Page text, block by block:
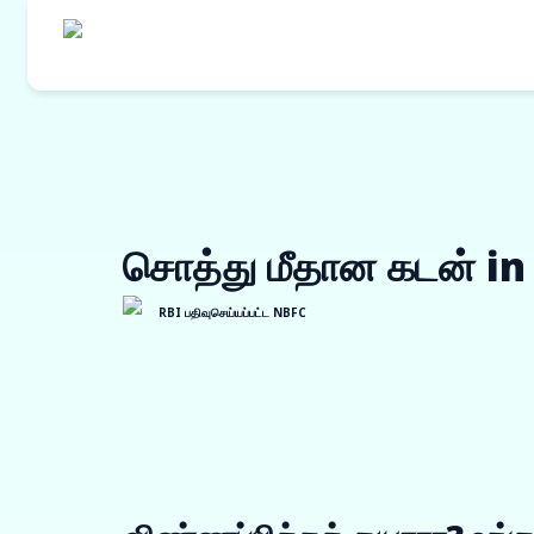
ஒர்க் ஆர்டர்
சொத்து மீதான கடன்
RBI பதிவுசெய்யப்பட்ட NBFC